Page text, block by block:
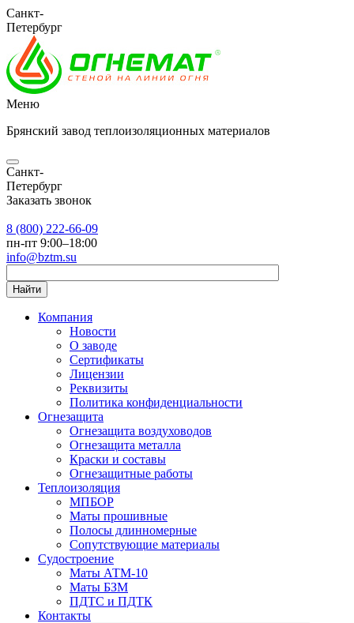
Санкт-
Петербург
Меню
Брянский завод теплоизоляционных материалов
Санкт-
Петербург
Заказать звонок
8 (800) 222-66-09
пн-пт 9:00–18:00
info@bztm.su
Найти
Компания
Новости
О заводе
Сертификаты
Лицензии
Реквизиты
Политика конфиденциальности
Огнезащита
Огнезащита воздуховодов
Огнезащита металла
Краски и составы
Огнезащитные работы
Теплоизоляция
МПБОР
Маты прошивные
Полосы длинномерные
Сопутствующие материалы
Судостроение
Маты АТМ-10
Маты БЗМ
ПДТС и ПДТК
Контакты